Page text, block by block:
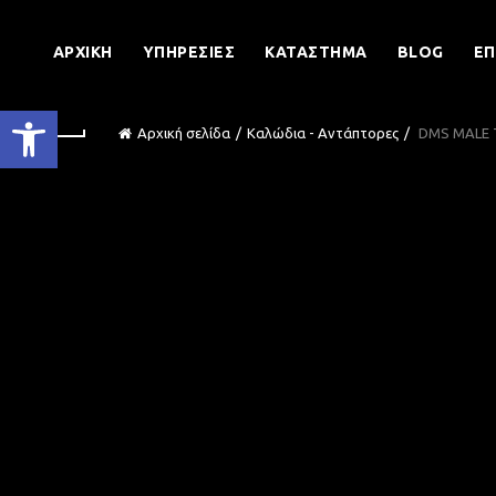
Ανοίξτε τη γραμμή εργαλείων
ΑΡΧΙΚΉ ΥΠΗΡΕΣΊΕΣ ΚΑΤΆΣΤΗΜΑ BLOG
Αρχική σελίδα Καλώδια - Αντάπτορες DMS MALE